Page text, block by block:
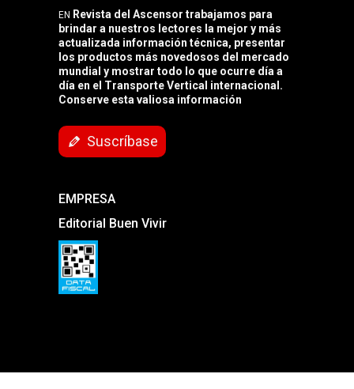
EN Revista del Ascensor trabajamos para
brindar a nuestros lectores la mejor y más
actualizada información técnica, presentar
los productos más novedosos del mercado
mundial y mostrar todo lo que ocurre día a
día en el Transporte Vertical internacional.
Conserve esta valiosa información
Suscríbase
EMPRESA
Editorial Buen Vivir